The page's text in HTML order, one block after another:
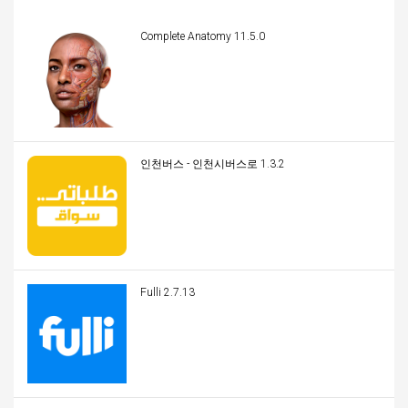
Complete Anatomy 11.5.0
인천버스 - 인천시버스로 1.3.2
Fulli 2.7.13